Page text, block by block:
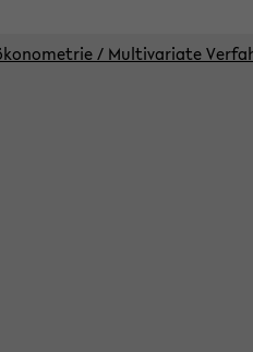
/ Multivariate